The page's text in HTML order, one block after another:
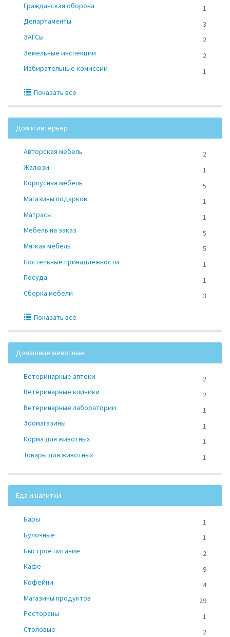
Гражданская оборона
1
Департаменты
3
ЗАГСы
2
Земельные инспекции
2
Избирательные комиссии
1
Показать все
Дом и интерьер
Авторская мебель
2
Жалюзи
1
Корпусная мебель
5
Магазины подарков
1
Матрасы
1
Мебель на заказ
5
Мягкая мебель
5
Постельные принадлежности
1
Посуда
1
Сборка мебели
3
Показать все
Домашние животные
Ветеринарные аптеки
2
Ветеринарные клиники
2
Ветеринарные лаборатории
1
Зоомагазины
1
Корма для животных
1
Товары для животных
1
Еда и напитки
Бары
1
Булочные
1
Быстрое питание
2
Кафе
9
Кофейни
4
Магазины продуктов
29
Рестораны
1
Столовые
2